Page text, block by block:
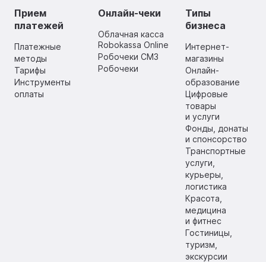
Прием
платежей
Платежные
методы
Тарифы
Инструменты
оплаты
Онлайн-чеки
Облачная касса
Robokassa Online
Робочеки СМЗ
Робочеки
Типы
бизнеса
Интернет-
магазины
Онлайн-
образование
Цифровые
товары
и услуги
Фонды, донаты
и спонсорство
Транспортные
услуги,
курьеры,
логистика
Красота,
медицина
и фитнес
Гостиницы,
туризм,
экскурсии